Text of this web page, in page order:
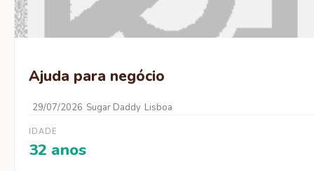
Ajuda para negócio
29/07/2026 Sugar Daddy Lisboa
IDADE
32 anos